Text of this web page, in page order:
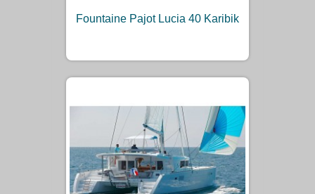
Fountaine Pajot Lucia 40 Karibik